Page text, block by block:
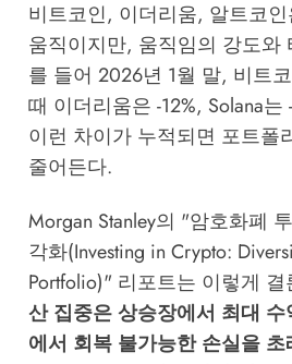
비트코인, 이더리움, 알트코
움직이지만, 움직임의 강도와
를 들어 2026년 1월 말, 비트
때 이더리움은 -12%, Solana는
이런 차이가 누적되면 포트폴
줄어든다.
Morgan Stanley의 "암호화폐
각화(Investing in Crypto:
Portfolio)" 리포트는 이렇게 결
산 집중은 상승장에서 최대
에서 회복 불가능한 손실을